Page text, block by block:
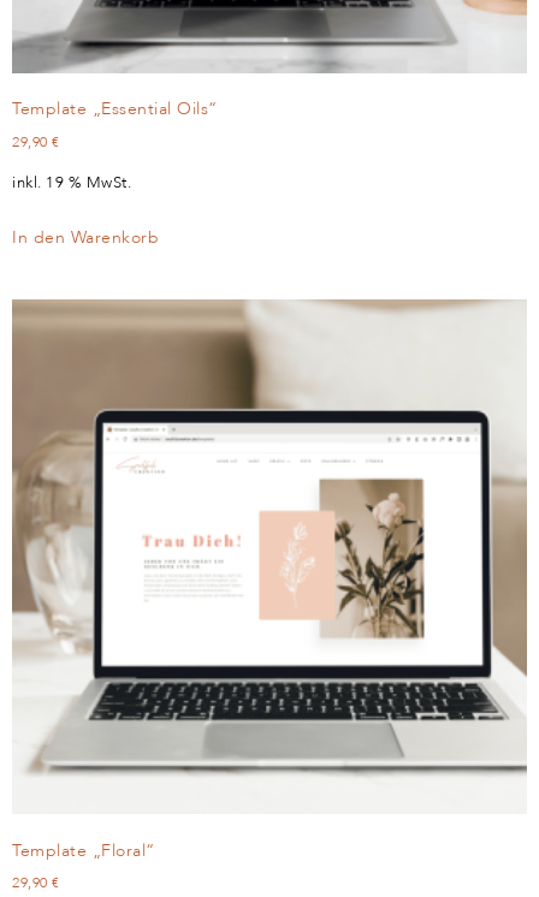
Template „Essential Oils“
29,90 €
inkl. 19 % MwSt.
In den Warenkorb
Template „Floral“
29,90 €